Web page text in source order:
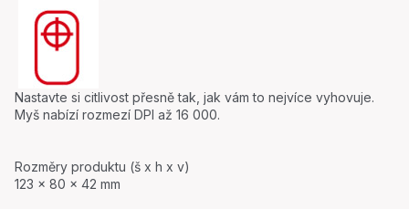
Nastavte si citlivost přesně tak, jak vám to nejvíce vyhovuje.
Myš nabízí rozmezí DPI až 16 000.
Rozměry produktu (š x h x v)
123 × 80 × 42 mm